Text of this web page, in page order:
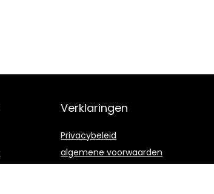
Verklaringen
Privacybeleid
algemene voorwaarden